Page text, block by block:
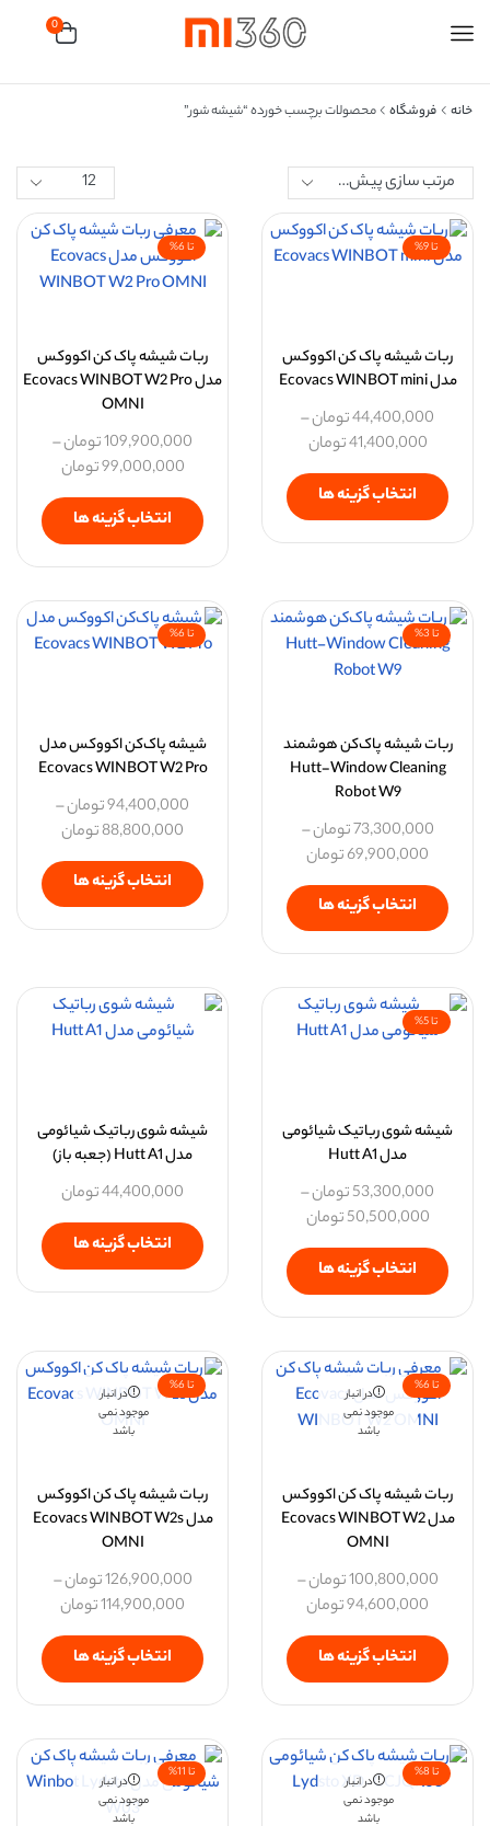
0
خانه فروشگاه محصولات برچسب خورده “شیشه شور”
تا 9%
ربات شیشه پاک کن اکووکس
مدل Ecovacs WINBOT mini
44,400,000تومان–
41,400,000تومان
انتخاب گزینه ها
تا 6%
ربات شیشه پاک کن اکووکس
مدل Ecovacs WINBOT W2 Pro
OMNI
109,900,000تومان–
99,000,000تومان
انتخاب گزینه ها
تا 3%
ربات شیشه پاک‌کن هوشمند
Hutt-Window Cleaning
Robot W9
73,300,000تومان–
69,900,000تومان
انتخاب گزینه ها
تا 6%
شیشه پاک‌کن اکووکس مدل
Ecovacs WINBOT W2 Pro
94,400,000تومان–
88,800,000تومان
انتخاب گزینه ها
تا 5%
شیشه شوی رباتیک شیائومی
مدل Hutt A1
53,300,000تومان–
50,500,000تومان
انتخاب گزینه ها
شیشه شوی رباتیک شیائومی
مدل Hutt A1 (جعبه باز)
44,400,000تومان
انتخاب گزینه ها
تا 6%
در انبار
موجود نمی
باشد
ربات شیشه پاک کن اکووکس
مدل Ecovacs WINBOT W2
OMNI
100,800,000تومان–
94,600,000تومان
انتخاب گزینه ها
تا 6%
در انبار
موجود نمی
باشد
ربات شیشه پاک کن اکووکس
مدل Ecovacs WINBOT W2s
OMNI
126,900,000تومان–
114,900,000تومان
انتخاب گزینه ها
تا 8%
در انبار
موجود نمی
باشد
تا 11%
در انبار
موجود نمی
باشد